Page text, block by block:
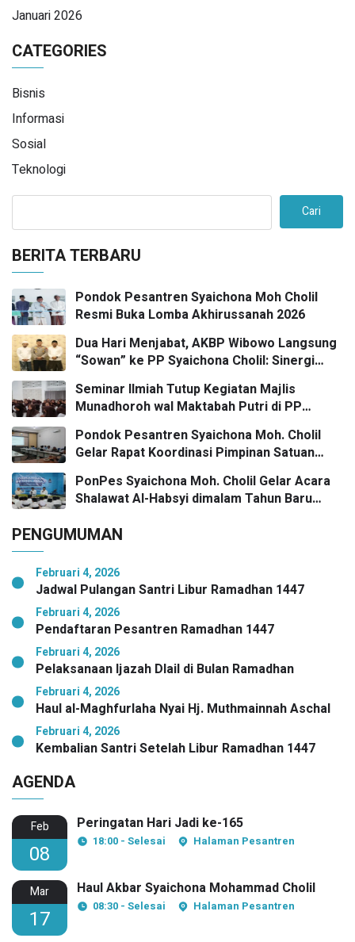
Januari 2026
CATEGORIES
Bisnis
Informasi
Sosial
Teknologi
Cari
BERITA TERBARU
Pondok Pesantren Syaichona Moh Cholil
Resmi Buka Lomba Akhirussanah 2026
Dua Hari Menjabat, AKBP Wibowo Langsung
“Sowan” ke PP Syaichona Cholil: Sinergi
Kunci Bangkalan Madani
Seminar Ilmiah Tutup Kegiatan Majlis
Munadhoroh wal Maktabah Putri di PP
Pondok Pesantren Syaichona Moh. Cholil
Gelar Rapat Koordinasi Pimpinan Satuan
PonPes Syaichona Moh. Cholil Gelar Acara
Shalawat Al-Habsyi dimalam Tahun Baru
PENGUMUMAN
Februari 4, 2026
Jadwal Pulangan Santri Libur Ramadhan 1447
Februari 4, 2026
Pendaftaran Pesantren Ramadhan 1447
Februari 4, 2026
Pelaksanaan Ijazah Dlail di Bulan Ramadhan
Februari 4, 2026
Haul al-Maghfurlaha Nyai Hj. Muthmainnah Aschal
Februari 4, 2026
Kembalian Santri Setelah Libur Ramadhan 1447
AGENDA
Feb
08
Peringatan Hari Jadi ke-165
18:00 - Selesai Halaman Pesantren
Mar
17
Haul Akbar Syaichona Mohammad Cholil
08:30 - Selesai Halaman Pesantren